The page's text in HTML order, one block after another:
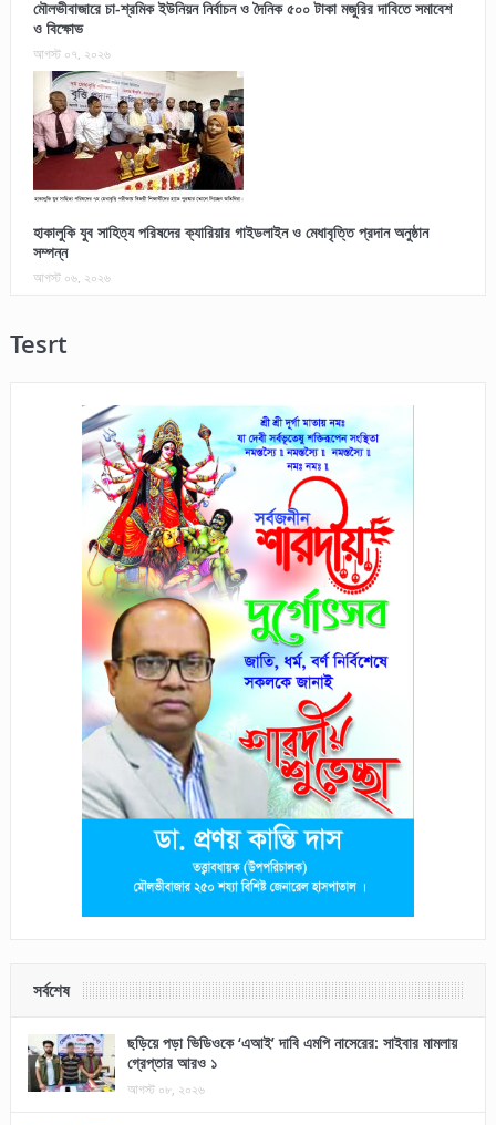
মৌলভীবাজারে চা-শ্রমিক ইউনিয়ন নির্বাচন ও দৈনিক ৫০০ টাকা মজুরির দাবিতে সমাবেশ
ও বিক্ষোভ
আগস্ট ০৭, ২০২৬
হাকালুকি যুব সাহিত্য পরিষদের ক্যারিয়ার গাইডলাইন ও মেধাবৃত্তি প্রদান অনুষ্ঠান
সম্পন্ন
আগস্ট ০৬, ২০২৬
Tesrt
সর্বশেষ
ছড়িয়ে পড়া ভিডিওকে ‘এআই’ দাবি এমপি নাসেরের: সাইবার মামলায়
গ্রেপ্তার আরও ১
আগস্ট ০৮, ২০২৬